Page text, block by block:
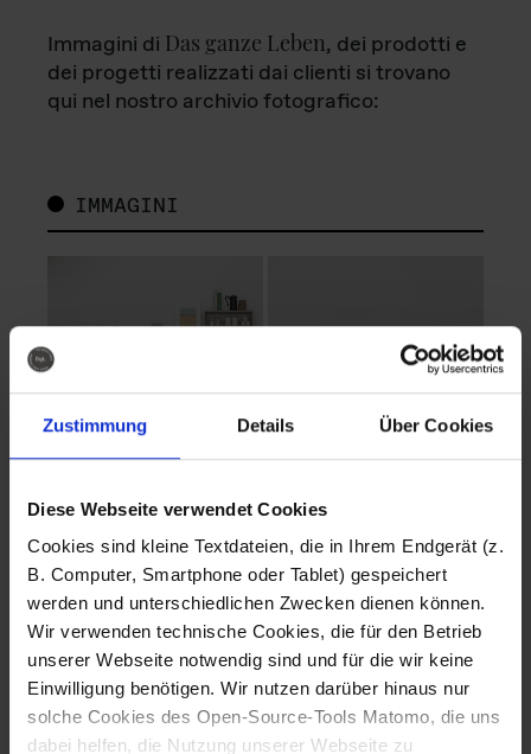
Zustimmung Details Über Cookies
Diese Webseite verwendet Cookies
Cookies sind kleine Textdateien, die in Ihrem Endgerät (z.
B. Computer, Smartphone oder Tablet) gespeichert
werden und unterschiedlichen Zwecken dienen können.
Wir verwenden technische Cookies, die für den Betrieb
unserer Webseite notwendig sind und für die wir keine
Einwilligung benötigen. Wir nutzen darüber hinaus nur
solche Cookies des Open-Source-Tools Matomo, die uns
dabei helfen, die Nutzung unserer Webseite zu
Immagini di Das ganze Leben, dei prodotti e
dei progetti realizzati dai clienti si trovano
qui nel nostro archivio fotografico:
IMMAGINI
Fotografo: Lorenz
Sternbach
Download
Fotografo: Lorenz
Sternbach
Download